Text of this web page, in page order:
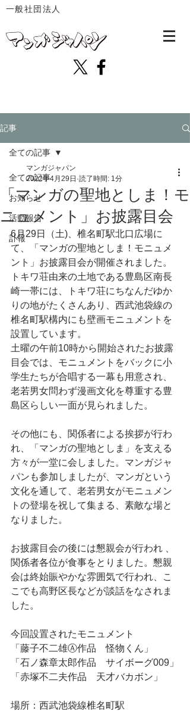
一般社団法人
記事
全ての記事
お知らせ
活動報告
訃報
全ての記事
「マンガの聖地としま！モ
ニュメント」お披露目会
マンガジャパン
2022年4月29日 読了時間: 1分
6月29日（土)、椎名町駅北口広場に
て、「マンガの聖地としま！モニュメ
ント」お披露目会が開催されました。
トキワ荘由来の土地である豊島区南長
崎一帯には、トキワ荘にちなんだゆか
りの地がたくさんあり、西武池袋線の
椎名町駅構内にも壁画モニュメントを
設置しています。
土曜の午前10時から開始されたお披露
目会では、モニュメントをバックに小
学生たちが合唱する一幕も用意され、
老若男女問わず漫画文化を尊重する豊
島区らしい一面が見られました。
その他にも、関係者による挨拶が行わ
れ、「マンガの聖地としま」を支える
方々が一堂に会しました。マンガジャ
パンも参加しましたが、マンガという
文化を通して、老若男女がモニュメン
トの登場を祝して集まる、素敵な場と
なりました。
お披露目会の後には懇親会が行われ 、
関係者各位が食事をとりました。懇親
会は終始賑やかな雰囲気で行われ、こ
こでも高野区長などが談話をなされま
した。
今回設置されたモニュメント
「藤子不二雄Ⓐ作品　怪物くん」
「石ノ森章太郎作品　サイボーグ009」
「赤塚不二夫作品　天才バカボン」
場所：西武池袋線椎名町駅